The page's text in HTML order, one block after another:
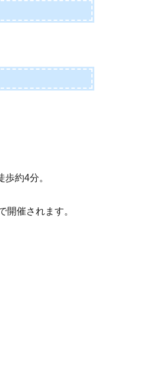
約4分。
開催されます。